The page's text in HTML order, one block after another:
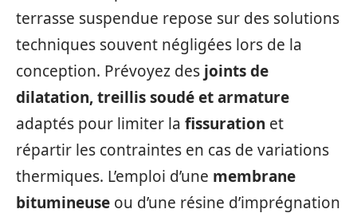
terrasse suspendue repose sur des solutions
techniques souvent négligées lors de la
conception. Prévoyez des joints de
dilatation, treillis soudé et armature
adaptés pour limiter la fissuration et
répartir les contraintes en cas de variations
thermiques. L’emploi d’une membrane
bitumineuse ou d’une résine d’imprégnation